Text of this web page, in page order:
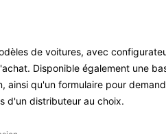
de voitures, avec
Disponible également une
ainsi qu'un formulaire pour
d'un distributeur au choix.